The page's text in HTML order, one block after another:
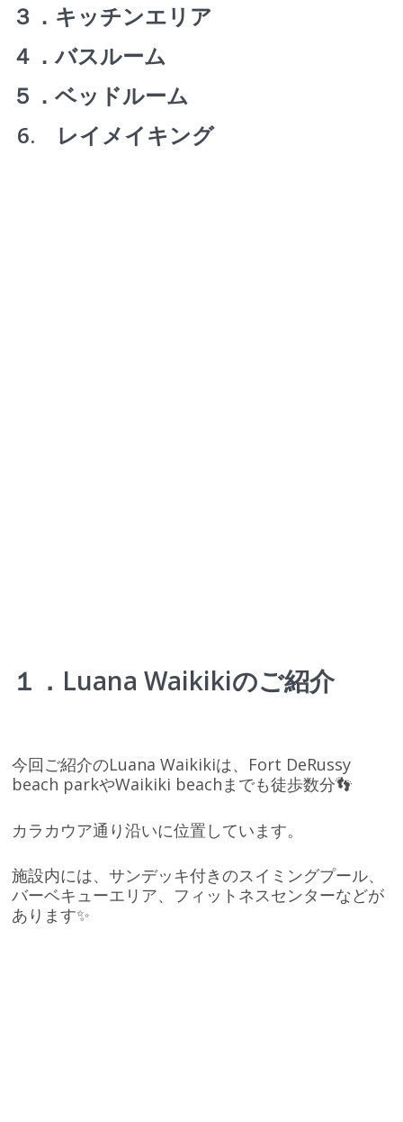
３．キッチンエリア
４．バスルーム
５．ベッドルーム
6. レイメイキング
１．Luana Waikikiのご紹介
今回ご紹介のLuana Waikikiは、Fort DeRussy
beach parkやWaikiki beachまでも徒歩数分👣
カラカウア通り沿いに位置しています。
施設内には、サンデッキ付きのスイミングプール、
バーベキューエリア、フィットネスセンターなどが
あります✨